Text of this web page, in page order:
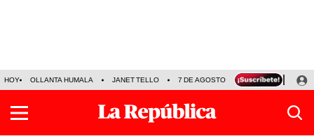
HOY OLLANTA HUMALA JANET TELLO 7 DE AGOSTO TINKA RESULTADOS